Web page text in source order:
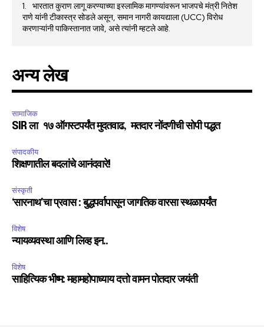
भारतात कुराण लागू करण्याच्या इस्लामिक मागण्यांवरून भाजपचे मंत्री नितेश
राणे यांनी टीकास्त्र सोडले असून, समान नागरी कायद्याला (UCC) विरोध
करणाऱ्यांनी पाकिस्तानात जावे, असे त्यांनी म्हटले आहे.
अन्य लेख
सामाजिक
SIR ला १७ ऑगस्टपर्यंत मुदतवाढ, मतदार नोंदणीची सोपी पद्धत
संपादकीय
शिक्षणातील बदलांचे आनंदवारे!
संस्कृती
‘सारनाथ’चा प्रवास : बुद्धपर्वापासून जागतिक वारसा स्थळापर्यंत
विशेष
न्यायव्यवस्था आणि लिव्ह इन..
विशेष
साहित्यिक भीष्म: महामहोपाध्याय दत्तो वामन पोतदार जयंती